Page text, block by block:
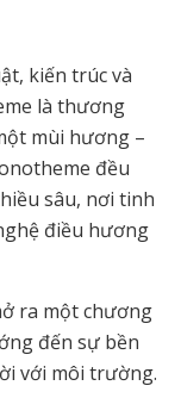
kiến trúc và
là thương
mùi hương –
đều
sâu, nơi tinh
điều hương
ra một chương
đến sự bền
với môi trường.